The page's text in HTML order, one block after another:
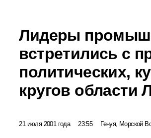
Лидеры
встретились с
политических,
кругов области
21 июля 2001 года 23:55 Генуя, Морской